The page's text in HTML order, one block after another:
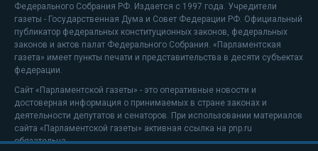
Федерального Собрания РФ. Издается с 1997 года. Учредители
газеты - Государственная Дума и Совет Федерации РФ. Официальный
публикатор федеральных конституционных законов, федеральных
законов и актов палат Федерального Собрания. «Парламентская
газета» имеет пункты печати и представительства в десяти субъектах
федерации.
Сайт «Парламентской газеты» - это оперативные новости и
достоверная информация о принимаемых в стране законах и
деятельности депутатов и сенаторов. При использовании материалов
сайта «Парламентской газеты» активная ссылка на pnp.ru
обязательна.